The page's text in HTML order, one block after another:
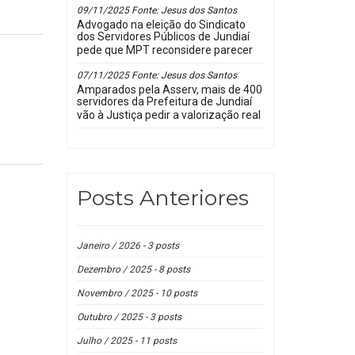
09/11/2025 Fonte: Jesus dos Santos
Advogado na eleição do Sindicato
dos Servidores Públicos de Jundiaí
pede que MPT reconsidere parecer
07/11/2025 Fonte: Jesus dos Santos
Amparados pela Asserv, mais de 400
servidores da Prefeitura de Jundiaí
vão à Justiça pedir a valorização real
Posts Anteriores
Janeiro / 2026 - 3 posts
Dezembro / 2025 - 8 posts
Novembro / 2025 - 10 posts
Outubro / 2025 - 3 posts
Julho / 2025 - 11 posts